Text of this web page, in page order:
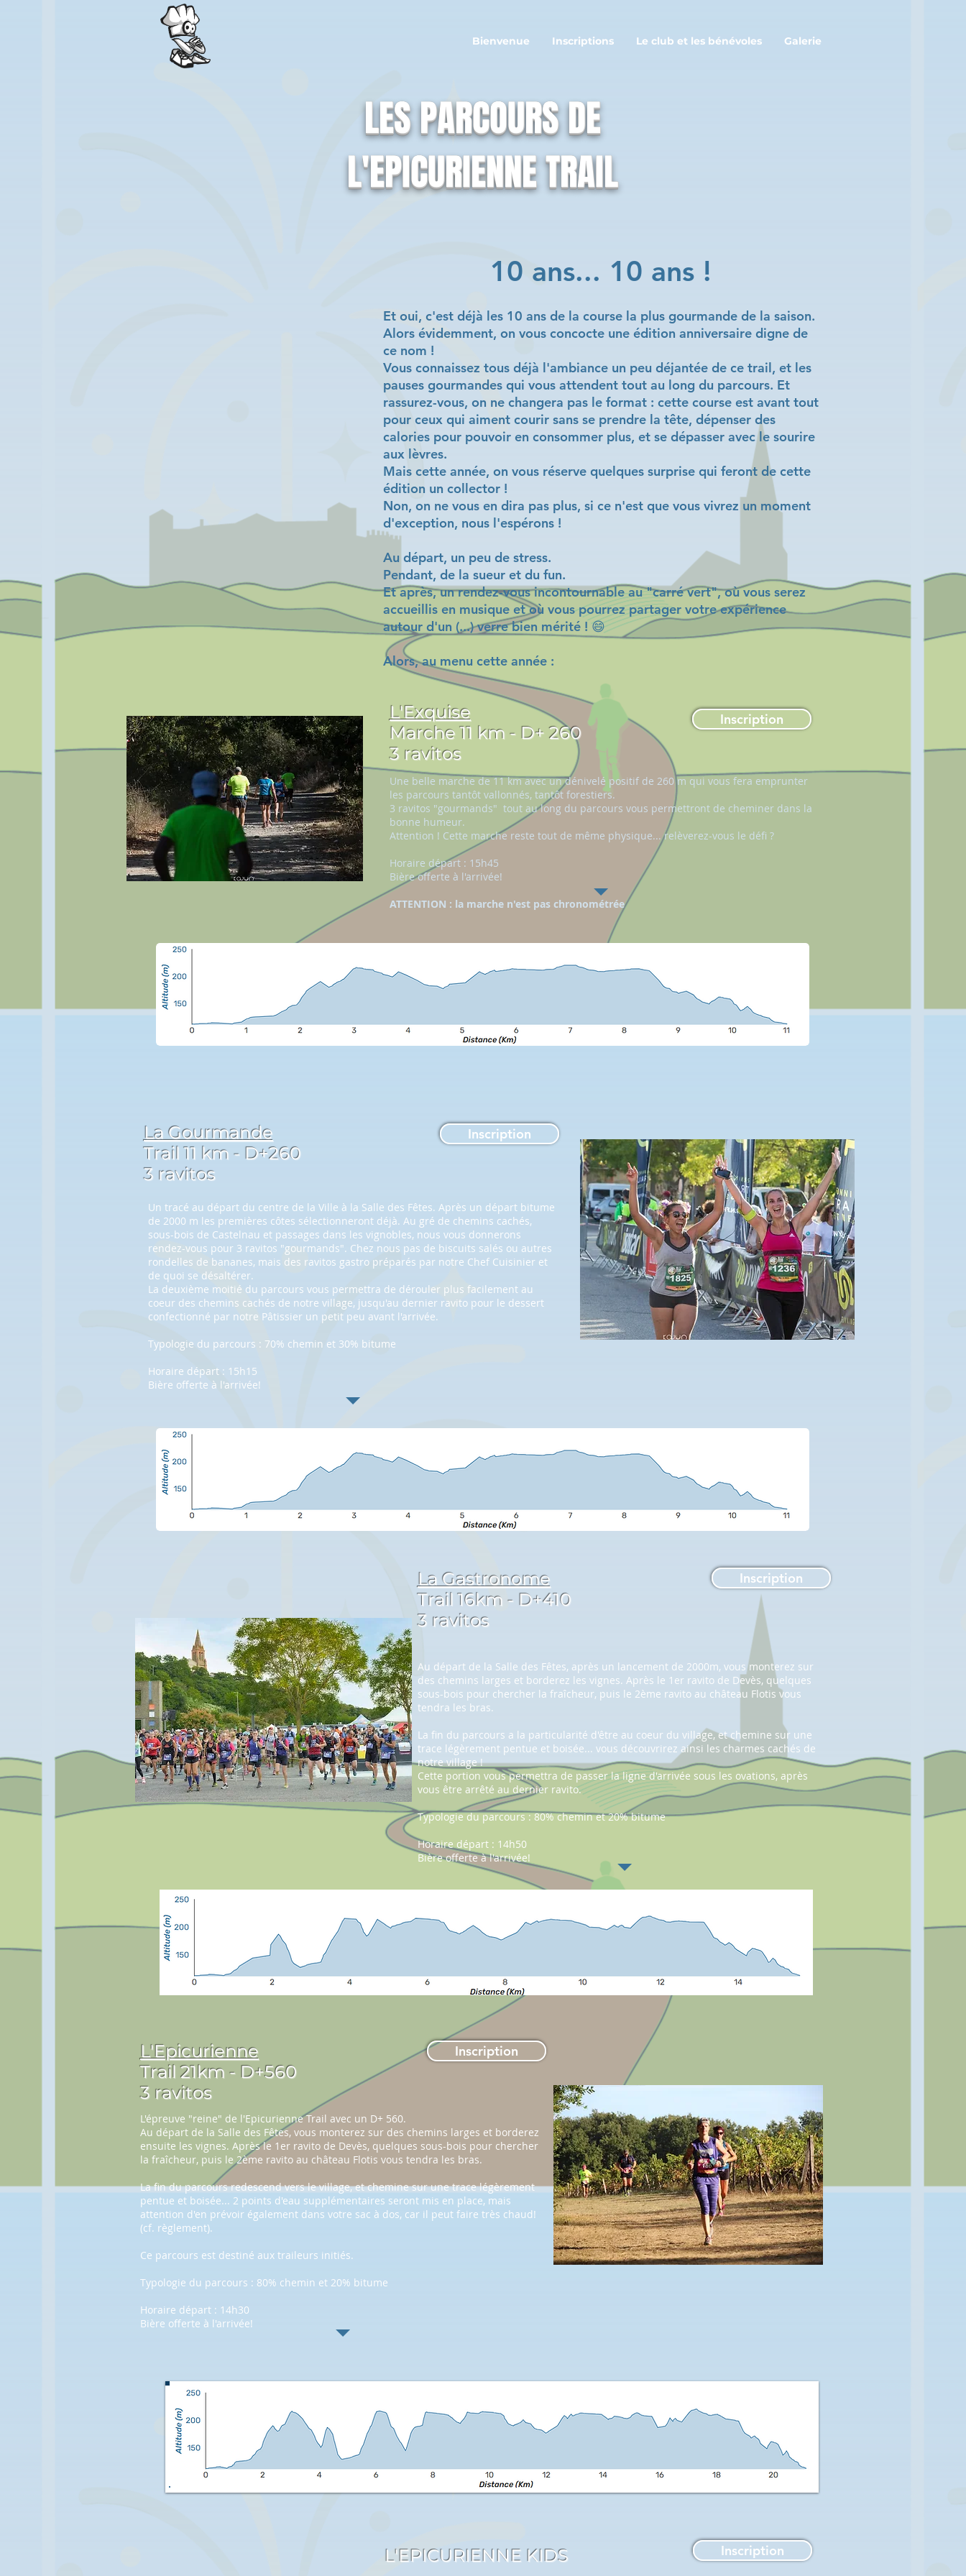
Bienvenue Inscriptions Le club et les bénévoles Galerie
LES PARCOURS DE
L'EPICURIENNE TRAIL
10 ans... 10 ans !
Et oui, c'est déjà les 10 ans de la course la plus gourmande de la saison.
Alors évidemment, on vous concocte une édition anniversaire digne de
ce nom !
Vous connaissez tous déjà l'ambiance un peu déjantée de ce trail, et les
pauses gourmandes qui vous attendent tout au long du parcours. Et
rassurez-vous, on ne changera pas le format : cette course est avant tout
pour ceux qui aiment courir sans se prendre la tête, dépenser des
calories pour pouvoir en consommer plus, et se dépasser avec le sourire
aux lèvres.
Mais cette année, on vous réserve quelques surprise qui feront de cette
édition un collector !
Non, on ne vous en dira pas plus, si ce n'est que vous vivrez un moment
d'exception, nous l'espérons !
Au départ, un peu de stress.
Pendant, de la sueur et du fun.
Et après, un rendez-vous incontournable au "carré vert", où vous serez
accueillis en musique et où vous pourrez partager votre expérience
autour d'un (...) verre bien mérité ! 😄
Alors, au menu cette année :
Inscription
Une belle marche de 11 km avec un dénivelé positif de 260 m qui vous fera emprunter
les parcours tantôt vallonnés, tantôt forestiers.
3 ravitos "gourmands" tout au long du parcours vous permettront de cheminer dans la
bonne humeur.
Attention ! Cette marche reste tout de même physique... relèverez-vous le défi ?
Horaire départ : 15h45
Bière offerte à l'arrivée!
ATTENTION : la marche n'est pas chronométrée
L'Exquise
Marche 11 km - D+ 260
3 ravitos
La Gourmande
Trail 11 km - D+260
3 ravitos
Inscription
Un tracé au départ du centre de la Ville à la Salle des Fêtes. Après un départ bitume
de 2000 m les premières côtes sélectionneront déjà. Au gré de chemins cachés,
sous-bois de Castelnau et passages dans les vignobles, nous vous donnerons
rendez-vous pour 3 ravitos "gourmands". Chez nous pas de biscuits salés ou autres
rondelles de bananes, mais des ravitos gastro préparés par notre Chef Cuisinier et
de quoi se désaltérer.
La deuxième moitié du parcours vous permettra de dérouler plus facilement au
coeur des chemins cachés de notre village, jusqu'au dernier ravito pour le dessert
confectionné par notre Pâtissier un petit peu avant l'arrivée.
Typologie du parcours : 70% chemin et 30% bitume
Horaire départ : 15h15
Bière offerte à l'arrivée!
La Gastronome
Trail 16km - D+410
3 ravitos
Inscription
Au départ de la Salle des Fêtes, après un lancement de 2000m, vous monterez sur
des chemins larges et borderez les vignes. Après le 1er ravito de Devès, quelques
sous-bois pour chercher la fraîcheur, puis le 2ème ravito au château Flotis vous
tendra les bras.
La fin du parcours a la particularité d'être au coeur du village, et chemine sur une
trace légèrement pentue et boisée... vous découvrirez ainsi les charmes cachés de
notre village!
Cette portion vous permettra de passer la ligne d'arrivée sous les ovations, après
vous être arrêté au dernier ravito.
Typologie du parcours : 80% chemin et 20% bitume
Horaire départ : 14h50
Bière offerte à l'arrivée!
L'Epicurienne
Trail 21km - D+560
3 ravitos
Inscription
L'épreuve "reine" de l'Epicurienne Trail avec un D+ 560.
Au départ de la Salle des Fêtes, vous monterez sur des chemins larges et borderez
ensuite les vignes. Après le 1er ravito de Devès, quelques sous-bois pour chercher
la fraîcheur, puis le 2ème ravito au château Flotis vous tendra les bras.
La fin du parcours redescend vers le village, et chemine sur une trace légèrement
pentue et boisée... 2 points d'eau supplémentaires seront mis en place, mais
attention d'en prévoir également dans votre sac à dos, car il peut faire très chaud!
(cf. règlement).
Ce parcours est destiné aux traileurs initiés.
Typologie du parcours : 80% chemin et 20% bitume
Horaire départ : 14h30
Bière offerte à l'arrivée!
L'EPICURIENNE KIDS Inscription